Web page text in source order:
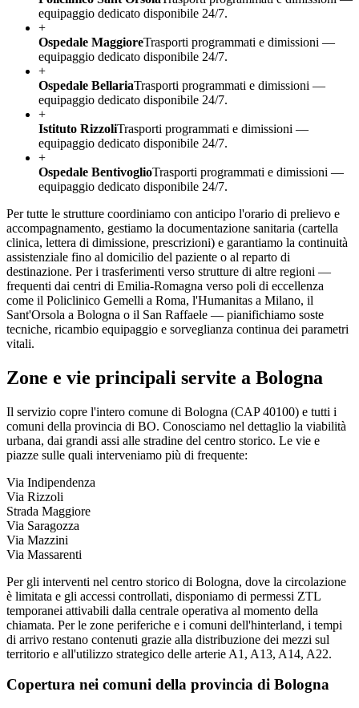
equipaggio dedicato disponibile 24/7.
+
Ospedale MaggioreTrasporti programmati e dimissioni —
equipaggio dedicato disponibile 24/7.
+
Ospedale BellariaTrasporti programmati e dimissioni —
equipaggio dedicato disponibile 24/7.
+
Istituto RizzoliTrasporti programmati e dimissioni —
equipaggio dedicato disponibile 24/7.
+
Ospedale BentivoglioTrasporti programmati e dimissioni —
equipaggio dedicato disponibile 24/7.
Per tutte le strutture coordiniamo con anticipo l'orario di prelievo e
accompagnamento, gestiamo la documentazione sanitaria (cartella
clinica, lettera di dimissione, prescrizioni) e garantiamo la continuità
assistenziale fino al domicilio del paziente o al reparto di
destinazione. Per i trasferimenti verso strutture di altre regioni —
frequenti dai centri di Emilia-Romagna verso poli di eccellenza
come il Policlinico Gemelli a Roma, l'Humanitas a Milano, il
Sant'Orsola a Bologna o il San Raffaele — pianifichiamo soste
tecniche, ricambio equipaggio e sorveglianza continua dei parametri
vitali.
Zone e vie principali servite a Bologna
Il servizio copre l'intero comune di Bologna (CAP40100) e tutti i
comuni della provincia di BO. Conosciamo nel dettaglio la viabilità
urbana, dai grandi assi alle stradine del centro storico. Le vie e
piazze sulle quali interveniamo più di frequente:
Via Indipendenza
Via Rizzoli
Strada Maggiore
Via Saragozza
Via Mazzini
Via Massarenti
Per gli interventi nel centro storico di Bologna, dove la circolazione
è limitata e gli accessi controllati, disponiamo di permessi ZTL
temporanei attivabili dalla centrale operativa al momento della
chiamata. Per le zone periferiche e i comuni dell'hinterland, i tempi
di arrivo restano contenuti grazie alla distribuzione dei mezzi sul
territorio e all'utilizzo strategico delle arterie A1, A13, A14, A22.
Copertura nei comuni della provincia di Bologna